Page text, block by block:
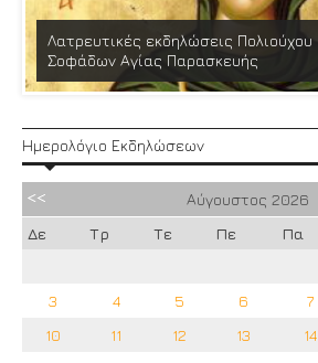
Λατρευτικές εκδηλώσεις Πολιούχου
Σοφάδων Αγίας Παρασκευής
Ημερολόγιο Εκδηλώσεων
Αύγουστος 2026
Δε
Τρ Τε Πε Πα
3
4 5 6 7
10
11 12 13 14